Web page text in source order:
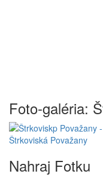
Foto-galéria:
Nahraj Fotku